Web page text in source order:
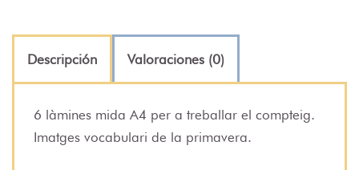
Descripción Valoraciones (0)
6 làmines mida A4 per a treballar el compteig.
Imatges vocabulari de la primavera.